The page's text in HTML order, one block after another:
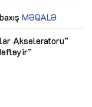
MƏQALƏ
Akseleratoru”